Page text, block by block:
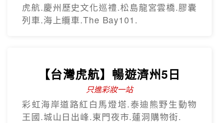
虎航.慶州歷史文化巡禮.松島龍宮雲橋.膠囊
列車.海上纜車.The Bay101.
【台灣虎航】暢遊濟州5日
只進彩妝一站
彩虹海岸道路紅白馬燈塔.泰迪熊野生動物
王國.城山日出峰.東門夜市.蓮洞購物街.